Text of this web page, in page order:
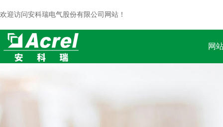
欢迎访问安科瑞电气股份有限公司网站！
网